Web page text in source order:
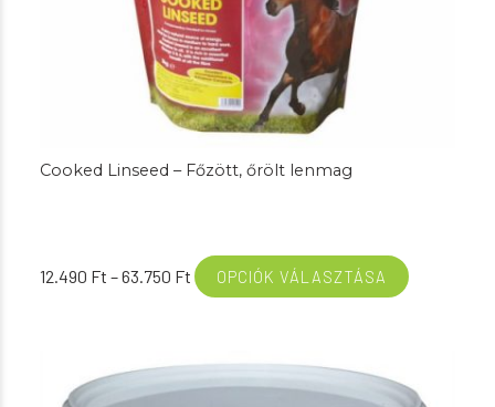
Cooked Linseed – Főzött, őrölt lenmag
12.490 Ft –63.750 Ft Ártartomány:
12.490 Ft
OPCIÓK VÁLASZTÁSA